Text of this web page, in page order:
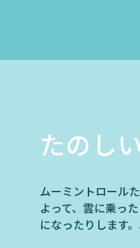
たのし
ムーミントロール
よって、雲に乗っ
になったりします